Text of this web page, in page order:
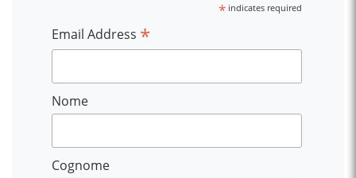
*indicates required
Email Address *
Nome
Cognome